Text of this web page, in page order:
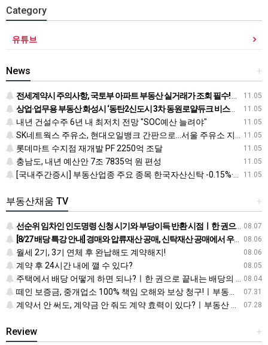
Category
유튜브
+
News
11.05
전세계약시 주의사항, 국토부 아파트 부동산 실거래가 조회 필수! 전입신고 하는법과 확정일자 받는법도
11.05
상업·업무용 부동산 화성시 ‘동탄2신도시 3차 동원로얄듀크 비스타스퀘어’ 눈길
11.05
내년 건설수주 6년 내 최저치 전망 "SOC예산 늘려야"
11.05
SK네트웍스 주유소, 현대오일뱅크 간판으로…서울 주유소 지도 어떻게 바뀌나
11.05
롯데마트 수지점 재개발 PF 2250억 조달
11.05
충남도, 내년 예산안 7조 7835억 원 편성
11.05
[국내주간증시] 부동산업종 주요 종목 한국자산신탁 -0.15%·신라섬유 -0.26%·한국토지신탁 -0.45% 순
+
부동산채움 TV
08.07
선순위 임차인 인도명령 신청 시기와 부당이득 반환 시점ㅣ한 권으로 끝내는 배당의 정석
08.06
[8/27 배당 특강 안내] 경매와 압류재산 공매, 신탁재산 공매에서 우선순위에 따른 배당 방법
08.06
월세 2기, 3기 연체 후 완납해도 계약해지!
08.05
계약 후 24시간 내에 깰 수 있다?
08.04
주택에서 배당 어떻게 하면 되나?ㅣ한 권으로 끝내는 배당의 정석
07.31
떼인 보증금, 중개업소 100% 책임 오해와 보상 청구!ㅣ부동산 재테크 상식 사전
07.28
계약서 안 써도, 계약금 안 줘도 계약 효력이 있다?ㅣ부동산 재테크 상식 사전
+
Review